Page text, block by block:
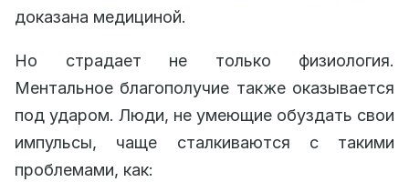
доказана медициной.
Но страдает не только физиология.
Ментальное благополучие также оказывается
под ударом. Люди, не умеющие обуздать свои
импульсы, чаще сталкиваются с такими
проблемами, как: